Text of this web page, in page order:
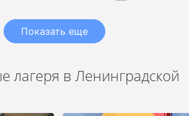
Показать еще
лагеря в Ленинградской